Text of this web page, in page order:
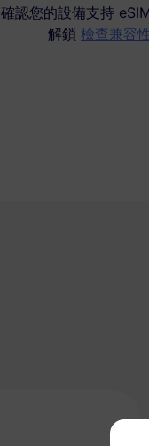
確認您的設備支持
解鎖 檢查兼容